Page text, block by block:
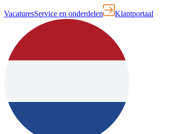
VacaturesService en onderdelen Klantportaal